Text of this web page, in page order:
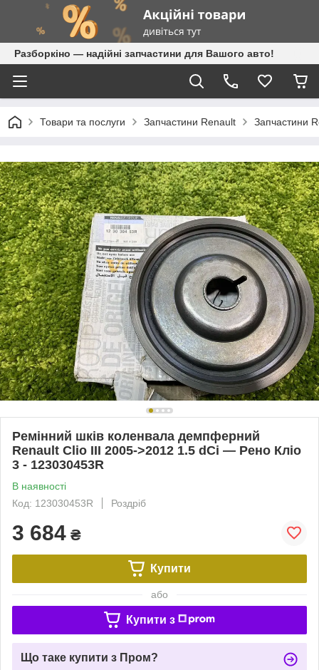
Разборкіно — надійні запчастини для Вашого авто!
Товари та послуги Запчастини Renault Запчастини
Ремінний шків коленвала демпферний
Renault Clio III 2005->2012 1.5 dCi — Рено Кліо
3 - 123030453R
В наявності
Код: 123030453R
Роздріб
3 684 ₴
Купити
або
Купити з
Що таке купити з Пром?